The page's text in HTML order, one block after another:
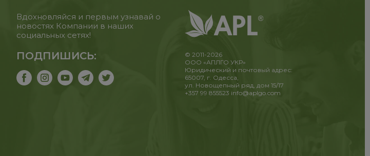
Вдохновляйся и первым узнавай о
новостях Компании в наших
социальных сетях!
ПОДПИШИСЬ:
© 2011-2026
ООО «АПЛГО УКР»
Юридический и почтовый адрес:
65007, г. Одесса,
ул. Новощепный ряд, дом 15/17
+357 99 855523 info@aplgo.com